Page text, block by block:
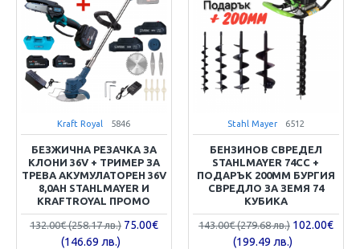
Kraft Royal 5846
БЕЗЖИЧНА РЕЗАЧКА ЗА
КЛОНИ 36V + ТРИМЕР ЗА
ТРЕВА АКУМУЛАТОРЕН 36V
8,0AH STAHLMAYER И
KRAFTROYAL ПРОМО
132.00€ (258.17 лв.) 75.00€
(146.69 лв.)
Stahl Mayer 6512
БЕНЗИНОВ СВРЕДЕЛ
STAHLMAYER 74CC +
ПОДАРЪК 200ММ БУРГИЯ
СВРЕДЛО ЗА ЗЕМЯ 74
КУБИКА
143.00€ (279.68 лв.) 102.00€
(199.49 лв.)